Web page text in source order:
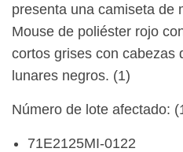
presenta una camiseta de
Mouse de poliéster rojo
cortos grises con cabezas
lunares negros. (1)
Número de lote afectado:
71E2125MI-0122